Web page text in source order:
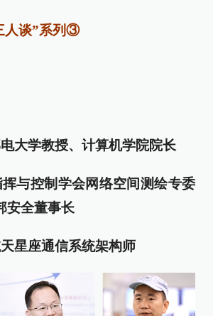
人谈”系列③
大学教授、计算机学院院长
与控制学会网络空间测绘专委
安全董事长
星座通信系统架构师